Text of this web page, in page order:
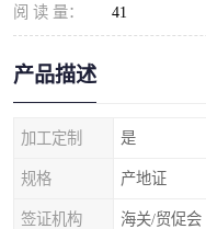
阅 读 量： 41
产品描述
加工定制 是
规格 产地证
签证机构 海关/贸促会